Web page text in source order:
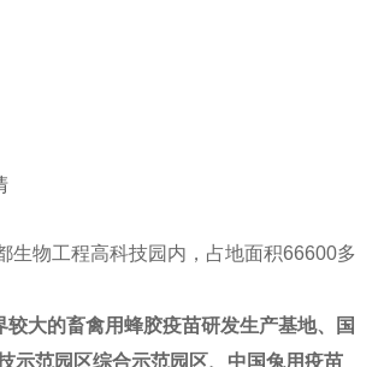
生物工程高科技园内，占地面积66600多
较大的畜禽用蜂胶疫苗研发生产基地、国
示范园区综合示范园区、中国兔用疫苗